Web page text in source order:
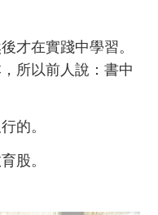
才在實踐中學習。
所以前人說：書中
的。
股。